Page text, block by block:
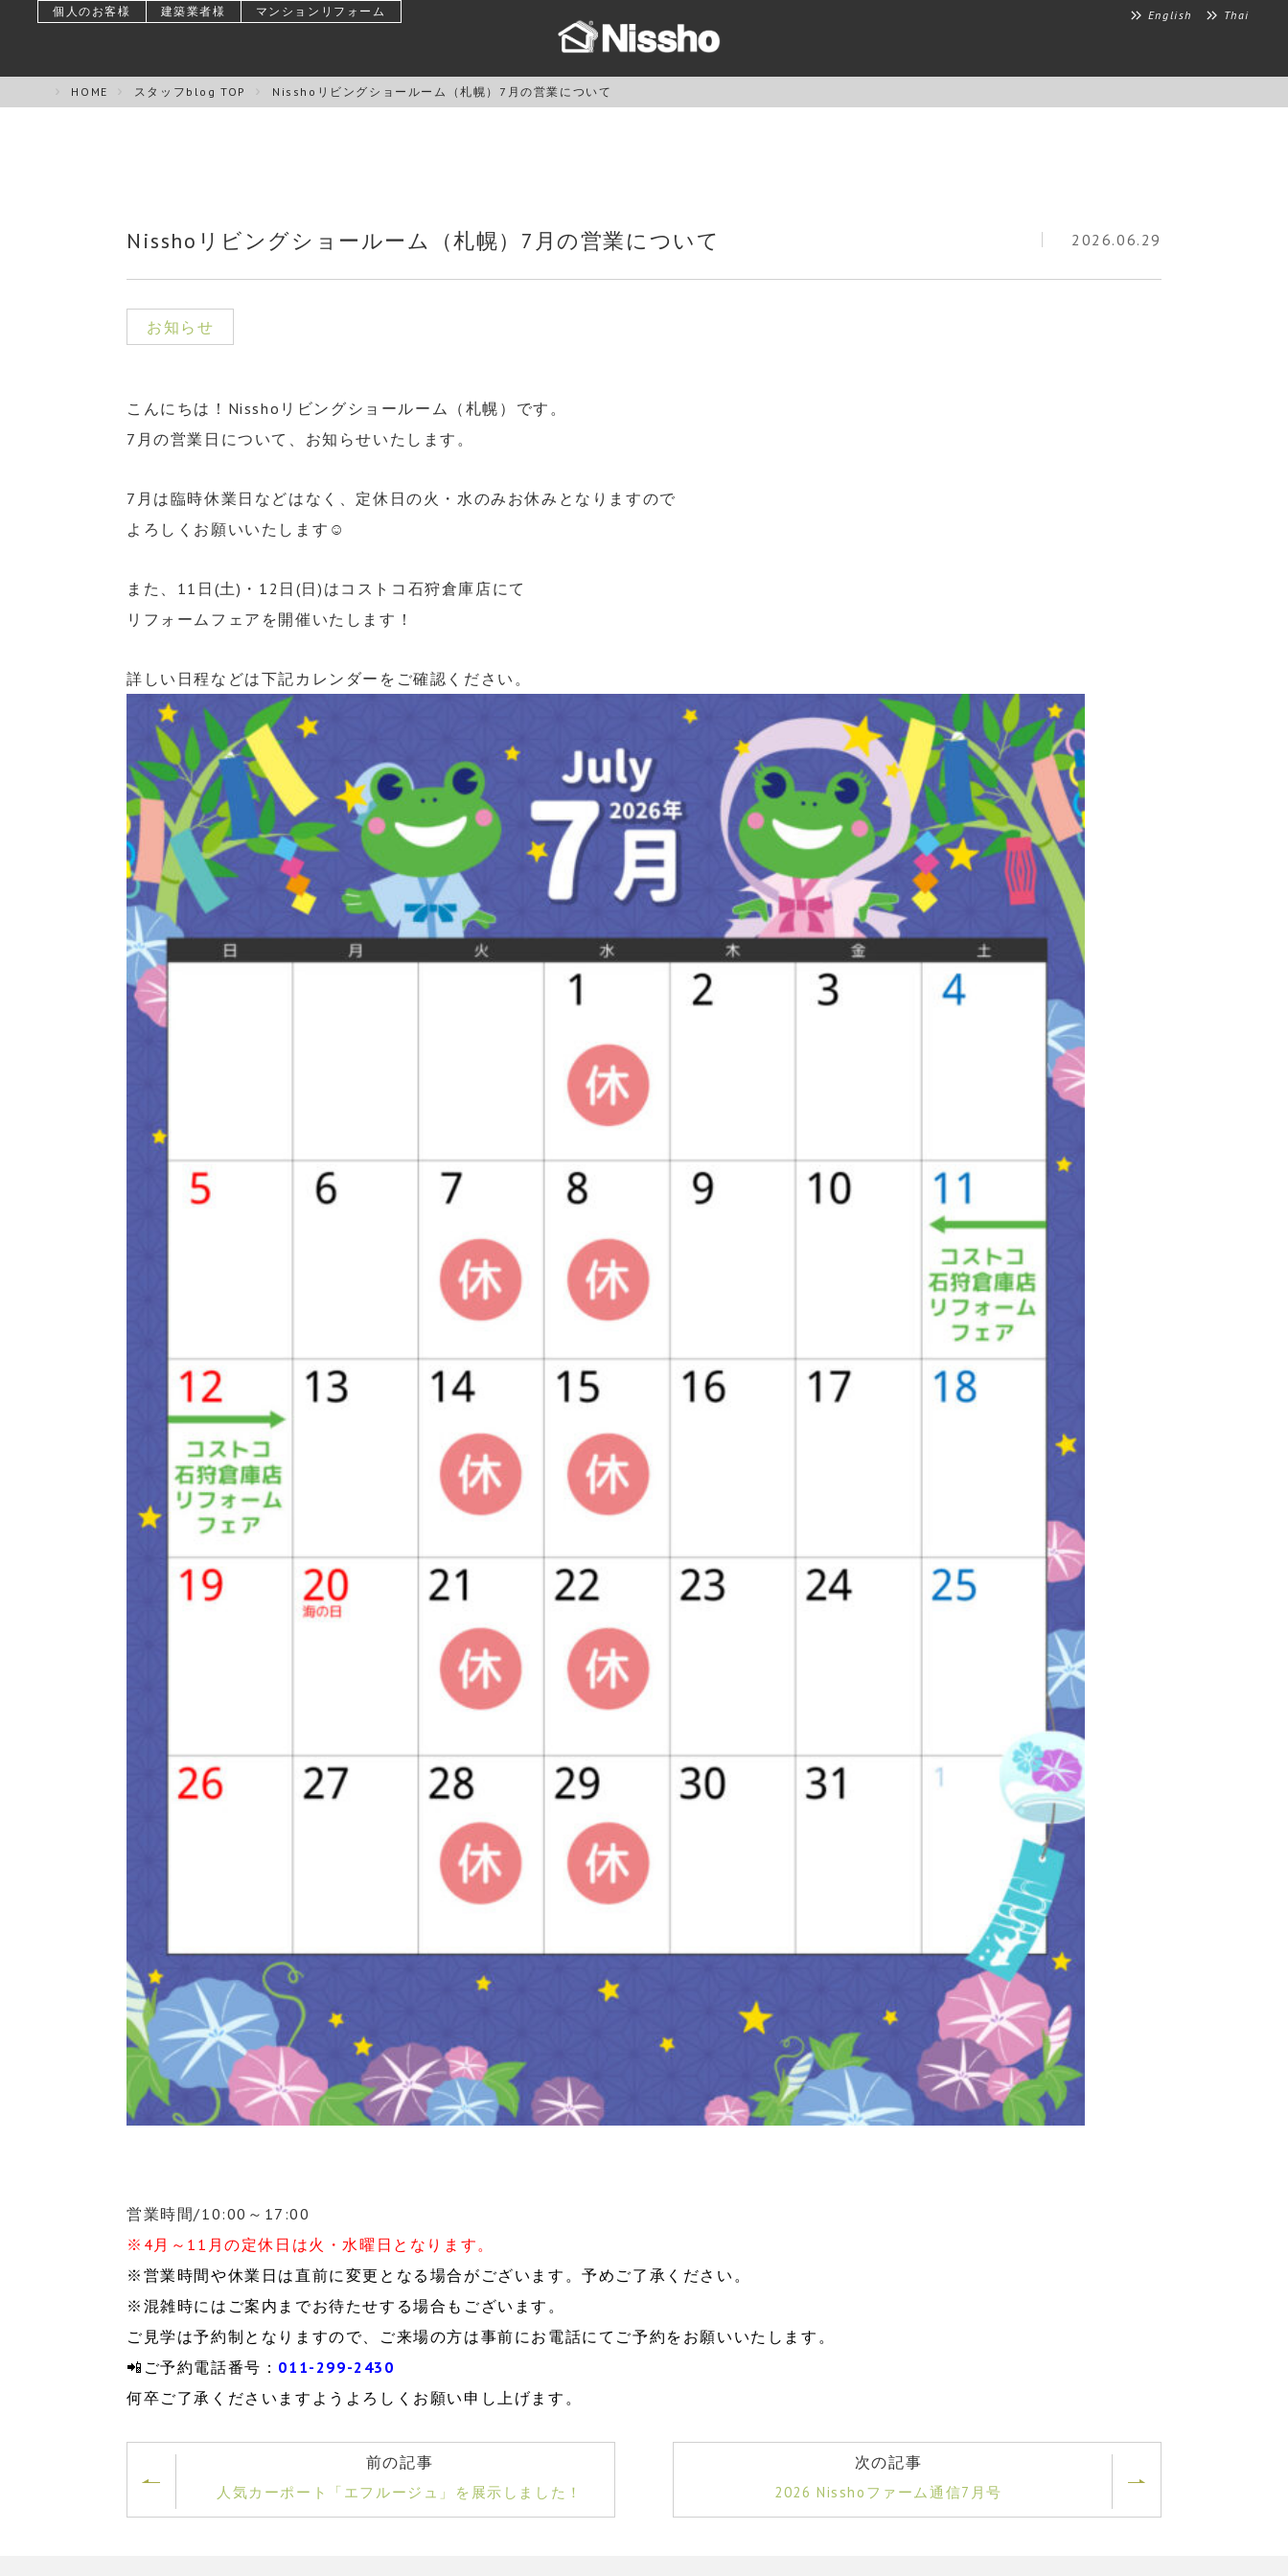
個人のお客様 建築業者様 マンションリフォーム English Thai
HOME スタッフblog TOP Nisshoリビングショールーム（札幌）7月の営業について
Nisshoリビングショールーム（札幌）7月の営業について 2026.06.29
お知らせ
こんにちは！Nisshoリビングショールーム（札幌）です。
7月の営業日について、お知らせいたします。
7月は臨時休業日などはなく、定休日の火・水のみお休みとなりますので
よろしくお願いいたします☺︎
また、11日(土)・12日(日)はコストコ石狩倉庫店にて
リフォームフェアを開催いたします！
詳しい日程などは下記カレンダーをご確認ください。
営業時間/10:00～17:00
※4月～11月の定休日は火・水曜日となります。
※営業時間や休業日は直前に変更となる場合がございます。予めご了承ください。
※混雑時にはご案内までお待たせする場合もございます。
ご見学は予約制となりますので、ご来場の方は事前にお電話にてご予約をお願いいたします。
📲ご予約電話番号： 011-299-2430
何卒ご了承くださいますようよろしくお願い申し上げます。
前の記事
人気カーポート「エフルージュ」を展示しました！
次の記事
2026 Nisshoファーム通信7月号